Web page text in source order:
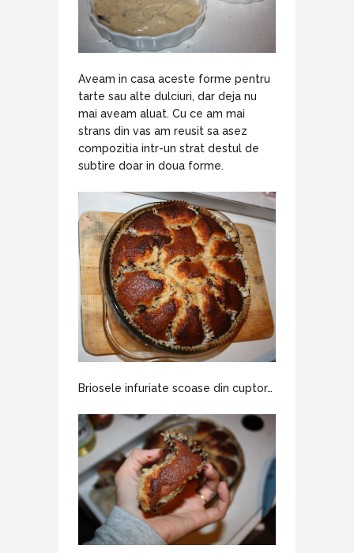
Aveam in casa aceste forme pentru
tarte sau alte dulciuri, dar deja nu
mai aveam aluat. Cu ce am mai
strans din vas am reusit sa asez
compozitia intr-un strat destul de
subtire doar in doua forme.
Briosele infuriate scoase din cuptor…